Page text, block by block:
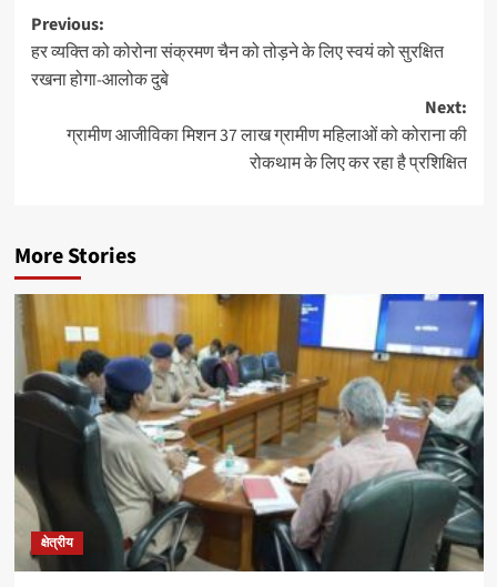
Post
navigation
Previous:
हर व्यक्ति को कोरोना संक्रमण चैन को तोड़ने के लिए स्वयं को सुरक्षित
रखना होगा-आलोक दुबे
Next:
ग्रामीण आजीविका मिशन 37 लाख ग्रामीण महिलाओं को कोराना की
रोकथाम के लिए कर रहा है प्रशिक्षित
More Stories
क्षेत्रीय